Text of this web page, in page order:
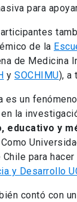
para
de la
de Medicina
y SOCHIMU), a
es un
la
educativo y
Como
para
y Desarrollo
contó con